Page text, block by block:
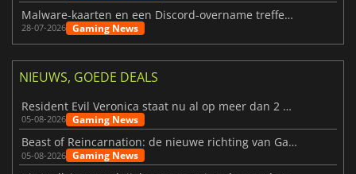
Malware-kaarten en een Discord-overname treffen Meccha Chameleon
28-07-2026 Gaming News
NIEUWS, GOEDE DEALS
Resident Evil Veronica staat nu al op meer dan 2 miljoen verlanglijstjes
05-08-2026 Gaming News
Beast of Reincarnation: de nieuwe richting van Game Freak
05-08-2026 Gaming News